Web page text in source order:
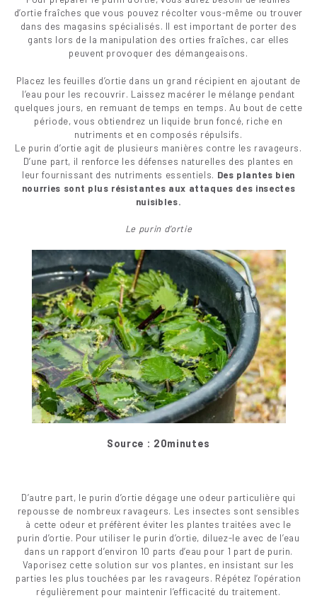
d’ortie fraîches que vous pouvez récolter vous-même ou trouver
dans des magasins spécialisés. Il est important de porter des
gants lors de la manipulation des orties fraîches, car elles
peuvent provoquer des démangeaisons.
Placez les feuilles d’ortie dans un grand récipient en ajoutant de
l’eau pour les recouvrir. Laissez macérer le mélange pendant
quelques jours, en remuant de temps en temps. Au bout de cette
période, vous obtiendrez un liquide brun foncé, riche en
nutriments et en composés répulsifs.
Le purin d’ortie agit de plusieurs manières contre les ravageurs.
D’une part, il renforce les défenses naturelles des plantes en
leur fournissant des nutriments essentiels. Des plantes bien
nourries sont plus résistantes aux attaques des insectes
nuisibles.
Le purin d’ortie
Source : 20minutes
D’autre part, le purin d’ortie dégage une odeur particulière qui
repousse de nombreux ravageurs. Les insectes sont sensibles
à cette odeur et préfèrent éviter les plantes traitées avec le
purin d’ortie. Pour utiliser le purin d’ortie, diluez-le avec de l’eau
dans un rapport d’environ 10 parts d’eau pour 1 part de purin.
Vaporisez cette solution sur vos plantes, en insistant sur les
parties les plus touchées par les ravageurs. Répétez l’opération
régulièrement pour maintenir l’efficacité du traitement.